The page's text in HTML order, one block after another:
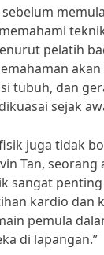
pelatih
tubuh, dan
sejak
juga tidak
Tan, seorang
sangat
kardio dan
pemula
di lapangan.”